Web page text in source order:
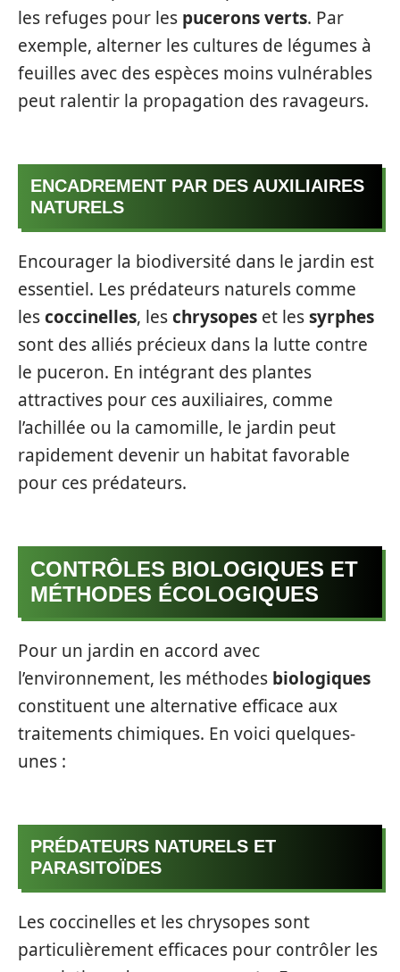
les refuges pour les pucerons verts. Par
exemple, alterner les cultures de légumes à
feuilles avec des espèces moins vulnérables
peut ralentir la propagation des ravageurs.
ENCADREMENT PAR DES AUXILIAIRES
NATURELS
Encourager la biodiversité dans le jardin est
essentiel. Les prédateurs naturels comme
lescoccinelles, leschrysopes et lessyrphes
sont des alliés précieux dans la lutte contre
le puceron. En intégrant des plantes
attractives pour ces auxiliaires, comme
l’achillée ou la camomille, le jardin peut
rapidement devenir un habitat favorable
pour ces prédateurs.
CONTRÔLES BIOLOGIQUES ET
MÉTHODES ÉCOLOGIQUES
Pour un jardin en accord avec
l’environnement, les méthodes biologiques
constituent une alternative efficace aux
traitements chimiques. En voici quelques-
unes :
PRÉDATEURS NATURELS ET
PARASITOÏDES
Les coccinelles et les chrysopes sont
particulièrement efficaces pour contrôler les